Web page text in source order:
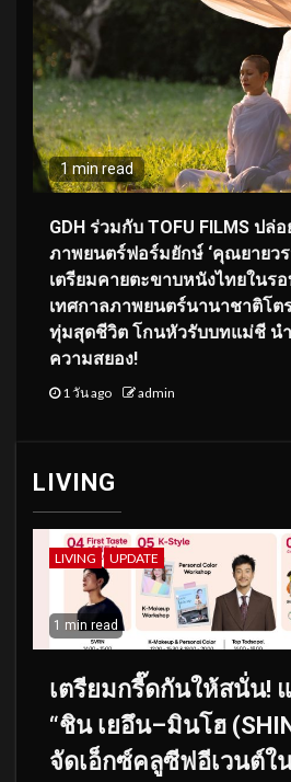
1 min read
GDH ร่วมกับ TOFU FILMS ปล่
ภาพยนตร์ฟอร์มยักษ์ ‘คุณยายวร
เตรียมคายตะขาบหนังไทยใน
เทศกาลภาพยนตร์นานาชาติโต
ทุ่มสุดชีวิต โกนหัวรับบทแม่ชี น
ความสยอง!
1 วัน ago admin
LIVING
LIVING UPDATE
1 min read
เตรียมกรี๊ดกันให้สนั่น!
“ชิน เยอึน–มินโฮ
จัดเอ็กซ์คลูซีฟอีเวนต์ใน